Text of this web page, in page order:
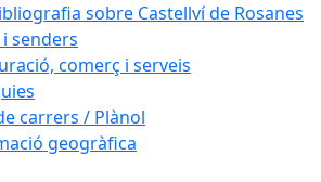
sobre Castellví de Rosanes
senders
comerç i serveis
carrers / Plànol
geogràfica